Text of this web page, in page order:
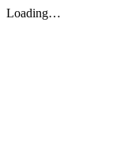
Loading…